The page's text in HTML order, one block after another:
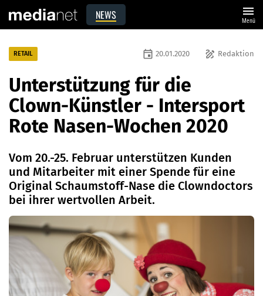
NEWS menu
Menü
RETAIL draw Redaktion
event 20.01.2020
Unterstützung für die
Clown-Künstler - Intersport
Rote Nasen-Wochen 2020
Vom 20.-25. Februar unterstützen Kunden
und Mitarbeiter mit einer Spende für eine
Original Schaumstoff-Nase die Clowndoctors
bei ihrer wertvollen Arbeit.